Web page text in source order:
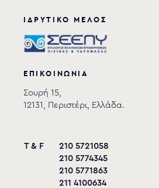
ΙΔΡΥΤΙΚΟ ΜΕΛΟΣ
ΕΠΙΚΟΙΝΩΝΙΑ
Σουρή 15,
12131, Περιστέρι, Ελλάδα.
T & F
210 5721058
210 5774345
210 5771863
211 4100634